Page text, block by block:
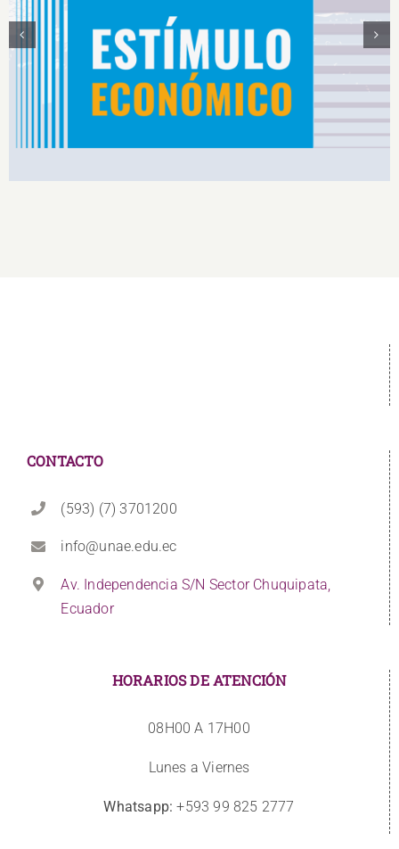
Estímulos Económicos para Deportistas de Alto
Rendimiento IS2026
CONTACTO
(593) (7) 3701200
info@unae.edu.ec
Av. Independencia S/N Sector Chuquipata,
Ecuador
HORARIOS DE ATENCIÓN
08H00 A 17H00
Lunes a Viernes
Whatsapp: +593 99 825 2777